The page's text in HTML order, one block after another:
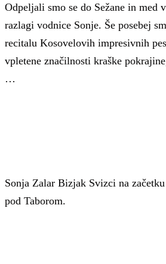
Odpeljali smo se do Sežane in med
razlagi vodnice Sonje. Še posebej
recitalu Kosovelovih impresivnih
vpletene značilnosti kraške
…
Sonja Zalar Bizjak Svizci na
pod Taborom.